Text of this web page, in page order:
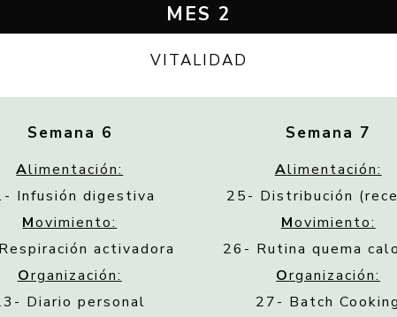
MES 2
VITALIDAD
Semana 6
Alimentación:
Infusión digestiva
Movimiento:
activadora
Organización:
Diario personal
Semana 7
Alimentación:
25- Distribución
Movimiento:
26- Rutina quema
Organización:
27- Batch